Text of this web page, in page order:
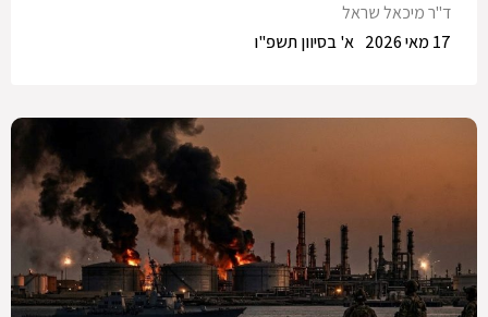
ד"ר מיכאל שראל
א' בסיוון תשפ"ו
17 מאי 2026